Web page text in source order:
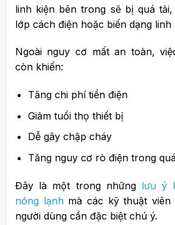
linh kiện bên trong sẽ bị quá
lớp cách điện hoặc biến dạng linh
Ngoài nguy cơ mất an toàn,
còn khiến:
Tăng chi phí tiền điện
Giảm tuổi thọ thiết bị
Dễ gây chập cháy
Tăng nguy cơ rò điện trong
Đây là một trong những lưu ý
nóng lạnhmà các kỹ thuật viên
người dùng cần đặc biệt chú ý.